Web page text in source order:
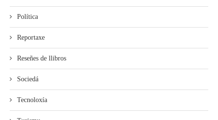
Política
Reportaxe
Reseñes de llibros
Sociedá
Tecnoloxía